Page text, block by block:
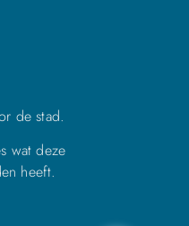
de stad.
wat deze
heeft.